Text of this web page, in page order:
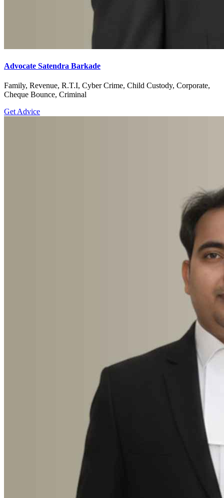
Advocate Satendra Barkade
Family, Revenue, R.T.I, Cyber Crime, Child Custody, Corporate,
Cheque Bounce, Criminal
Get Advice